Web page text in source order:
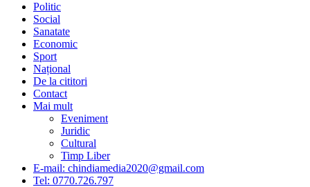
Politic
Social
Sanatate
Economic
Sport
Național
De la cititori
Contact
Mai mult
Eveniment
Juridic
Cultural
Timp Liber
E-mail: chindiamedia2020@gmail.com
Tel: 0770.726.797